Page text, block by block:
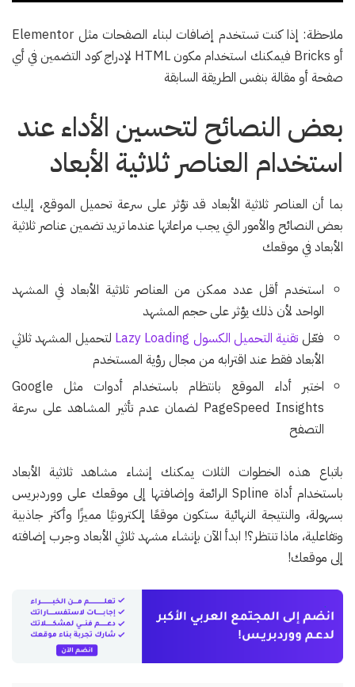
ملاحظة: إذا كنت تستخدم إضافات لبناء الصفحات مثل Elementor
أو Bricks فيمكنك استخدام مكون HTML لإدراج كود التضمين في أي
صفحة أو مقالة بنفس الطريقة السابقة
بعض النصائح لتحسين الأداء عند
استخدام العناصر ثلاثية الأبعاد
بما أن العناصر ثلاثية الأبعاد قد تؤثر على سرعة تحميل الموقع، إليك
بعض النصائح والأمور التي يجب مراعاتها عندما تريد تضمين عناصر ثلاثية
الأبعاد في موقعك
استخدم أقل عدد ممكن من العناصر ثلاثية الأبعاد في المشهد
الواحد لأن ذلك يؤثر على حجم المشهد
فعّل تقنية التحميل الكسول Lazy Loading
لتحميل المشهد ثلاثي
الأبعاد فقط عند اقترابه من مجال رؤية المستخدم
اختبر أداء الموقع بانتظام باستخدام أدوات مثل Google
PageSpeed Insights لضمان عدم تأثير المشاهد على سرعة
التصفح
باتباع هذه الخطوات الثلاث يمكنك إنشاء مشاهد ثلاثية الأبعاد
باستخدام أداة Spline الرائعة وإضافتها إلى موقعك على ووردبريس
بسهولة، والنتيجة النهائية ستكون موقعًا إلكترونيًا مميزًا وأكثر جاذبية
وتفاعلية، ماذا تنتظر؟! ابدأ الآن بإنشاء مشهد ثلاثي الأبعاد وجرب إضافته
إلى موقعك!